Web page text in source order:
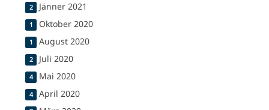
2 Jänner 2021
1 Oktober 2020
1 August 2020
2 Juli 2020
4 Mai 2020
4 April 2020